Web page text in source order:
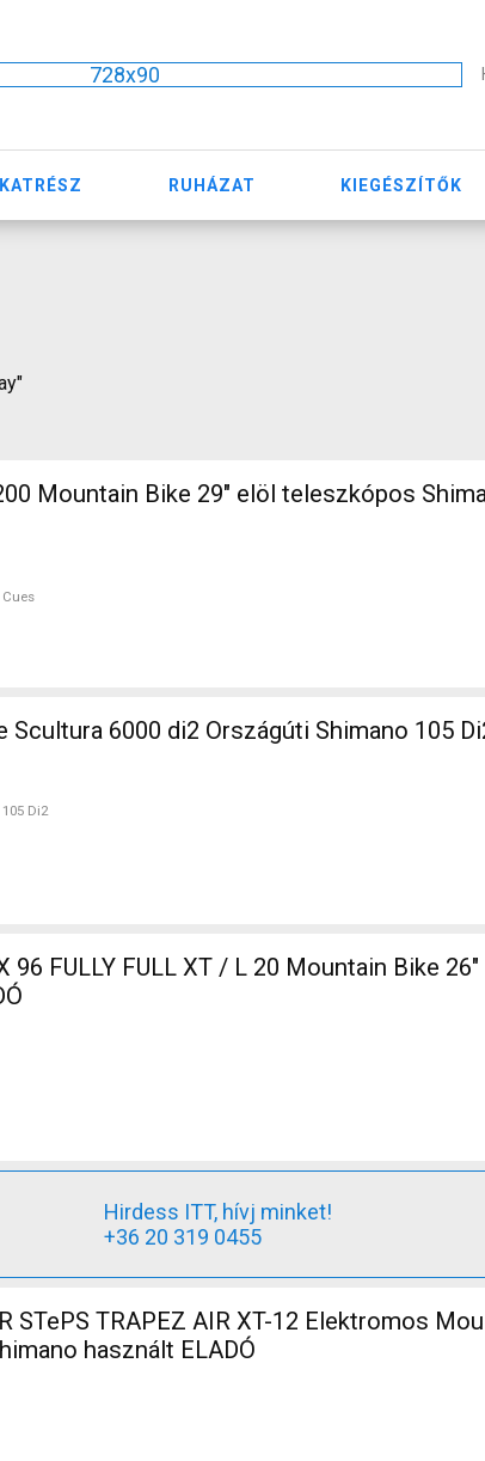
728x90
RUHÁZAT KIEGÉSZÍTŐK
Mountain Bike 29" elöl teleszkópos
Scultura 6000 di2 Országúti Shimano 105
Di2
96 FULLY FULL XT / L 20 Mountain Bike
Hirdess ITT, hívj minket!
+36 20 319 0455
STePS TRAPEZ AIR XT-12 Elektromos
használt ELADÓ